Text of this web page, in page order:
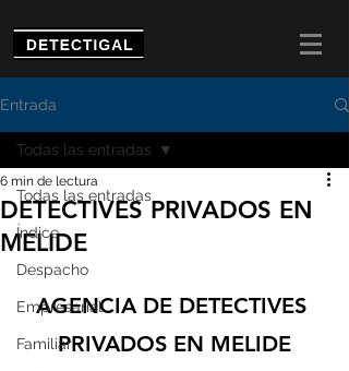
Entrada
Todas las entradas
Índice
Despacho
Empresarial
Familiar
Todas las entradas
DETECTIVES PRIVADOS EN
MELIDE
6 min de lectura
AGENCIA DE DETECTIVES
PRIVADOS EN MELIDE